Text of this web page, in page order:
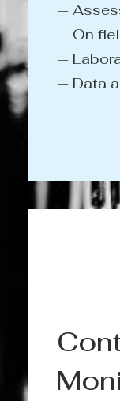
—
— On
—
— Data